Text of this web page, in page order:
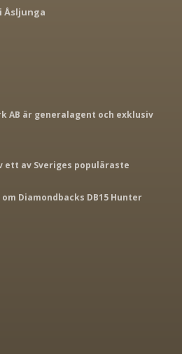
AB är generalagent och exklusiv
ett av Sveriges populäraste
Diamondbacks DB15 Hunter